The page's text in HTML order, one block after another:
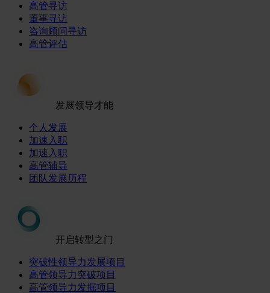
高管寻访
董事寻访
咨询顾问寻访
高管评估
发展领导才能
个人发展
加速入职
加速入职
高管辅导
团队发展历程
开启转型之门
突破性领导力发展项目
高管领导力突破项目
高管领导力发掘项目